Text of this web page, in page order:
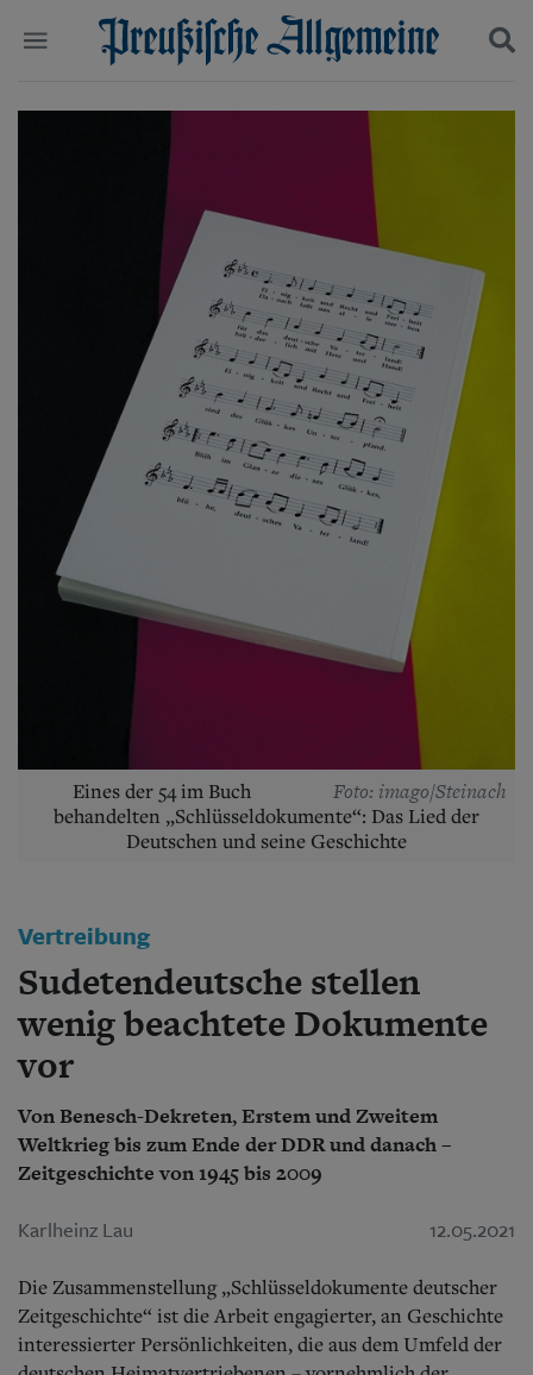
Start
Wer wir sind
Aktuelle Ausgabe
Abo Prämien
Archiv
Mediadaten
Gesellschaft
Geschichte
Ostpreußen
Pommern
Berlin-Brandenburg
Schlesien
Danzig und Westpreußen
Bücher
Datenschutz
Foto: imago/Steinach
Eines der 54 im Buch
behandelten „Schlüsseldokumente“: Das Lied der
Deutschen und seine Geschichte
Vertreibung
Sudetendeutsche stellen
wenig beachtete Dokumente
vor
Von Benesch-Dekreten, Erstem und Zweitem
Weltkrieg bis zum Ende der DDR und danach –
Zeitgeschichte von 1945 bis 2009
Karlheinz Lau 12.05.2021
Die Zusammenstellung „Schlüsseldokumente deutscher
Zeitgeschichte“ ist die Arbeit engagierter, an Geschichte
interessierter Persönlichkeiten, die aus dem Umfeld der